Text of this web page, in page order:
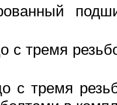
с тремя
с тремя